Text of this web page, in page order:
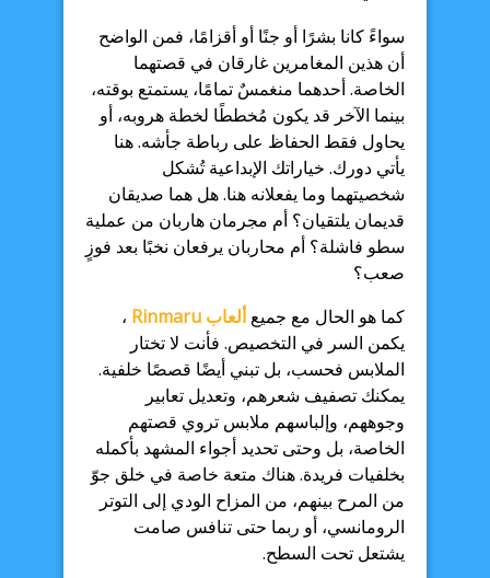
سواءً كانا بشرًا أو جنًا أو أقزامًا، فمن الواضح
أن هذين المغامرين غارقان في قصتهما
الخاصة. أحدهما منغمسٌ تمامًا، يستمتع بوقته،
بينما الآخر قد يكون مُخططًا لخطة هروبه، أو
يحاول فقط الحفاظ على رباطة جأشه. هنا
يأتي دورك. خياراتك الإبداعية تُشكل
شخصيتهما وما يفعلانه هنا. هل هما صديقان
قديمان يلتقيان؟ أم مجرمان هاربان من عملية
سطو فاشلة؟ أم محاربان يرفعان نخبًا بعد فوزٍ
صعب؟
كما هو الحال مع جميعألعاب Rinmaru
،
يكمن السر في التخصيص. فأنت لا تختار
الملابس فحسب، بل تبني أيضًا قصصًا خلفية.
يمكنك تصفيف شعرهم، وتعديل تعابير
وجوههم، وإلباسهم ملابس تروي قصتهم
الخاصة، بل وحتى تحديد أجواء المشهد بأكمله
بخلفيات فريدة. هناك متعة خاصة في خلق جوّ
من المرح بينهم، من المزاح الودي إلى التوتر
الرومانسي، أو ربما حتى تنافس صامت
يشتعل تحت السطح.